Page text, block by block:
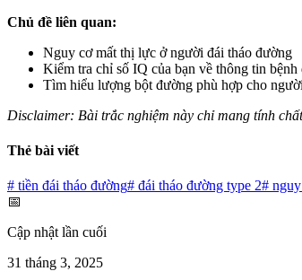
Chủ đề liên quan:
Nguy cơ mất thị lực ở người đái tháo đường
Kiểm tra chỉ số IQ của bạn về thông tin bệnh
Tìm hiểu lượng bột đường phù hợp cho
Disclaimer: Bài trắc nghiệm này chỉ mang tính
Thẻ bài viết
# tiền đái tháo đường# đái tháo đường type 2#
📅
Cập nhật lần cuối
31 tháng 3, 2025